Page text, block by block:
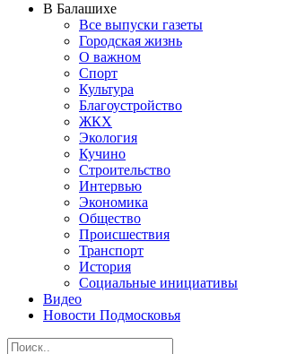
В Балашихе
Все выпуски газеты
Городская жизнь
О важном
Спорт
Культура
Благоустройство
ЖКХ
Экология
Кучино
Строительство
Интервью
Экономика
Общество
Происшествия
Транспорт
История
Социальные инициативы
Видео
Новости Подмосковья